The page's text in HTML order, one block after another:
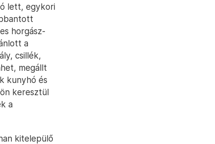
lett, egykori
horgász-
a
csillék,
megállt
kunyhó és
keresztül
a
kitelepülő